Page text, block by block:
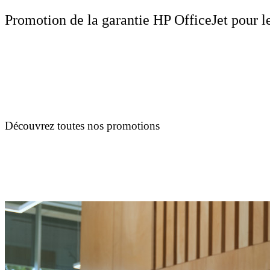
Promotion de la garantie HP OfficeJet pour
Découvrez toutes nos promotions